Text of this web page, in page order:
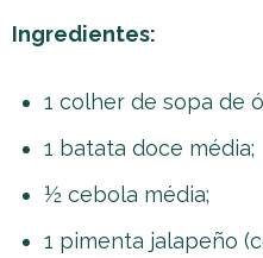
Ingredientes:
1 colher de sopa de
1 batata doce média;
½ cebola média;
1 pimenta jalapeño